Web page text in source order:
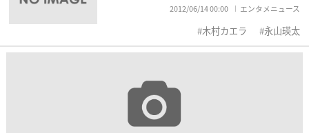
2012/06/14 00:00 エンタメニュース
木村カエラ 永山瑛太